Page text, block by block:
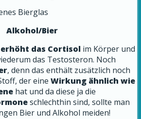
Alkohol/Bier
erhöht das Cortisol im Körper und
das Testosteron. Noch
, denn das enthält zusätzlich noch
der eine Wirkung ähnlich wie
hat und da diese ja die
schlechthin sind, sollte man
Bier und Alkohol meiden!